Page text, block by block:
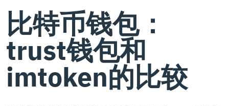
比特币钱包：
trust钱包和
imtoken的比较